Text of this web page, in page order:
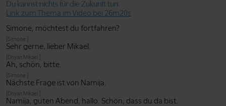
Du kannst nichts für die Zukunft tun
Link zum Thema im Video bei 26m20s
Simone, möchtest du fortfahren?
[Simone:]
Sehr gerne, lieber Mikael.
[Dhyan Mikael:]
Ah, schön, bitte.
[Simone:]
Nächste Frage ist von Namija.
[Dhyan Mikael:]
Namija, guten Abend, hallo. Schön, dass du da bist.